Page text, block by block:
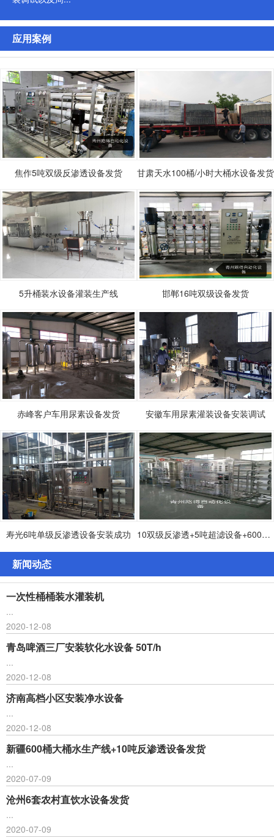
应用案例
焦作5吨双级反渗透设备发货 甘肃天水100桶/小时大桶水设备发货
5升桶装水设备灌装生产线 邯郸16吨双级设备发货
赤峰客户车用尿素设备发货 安徽车用尿素灌装设备安装调试
寿光6吨单级反渗透设备安装成功 10双级反渗透+5吨超滤设备+600桶灌装生产设备发货
新闻动态
一次性桶桶装水灌装机
...
2020-12-08
青岛啤酒三厂安装软化水设备 50T/h
...
2020-12-08
济南高档小区安装净水设备
...
2020-12-08
新疆600桶大桶水生产线+10吨反渗透设备发货
...
2020-07-09
沧州6套农村直饮水设备发货
...
2020-07-09